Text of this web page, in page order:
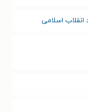
انقلاب اسلامی